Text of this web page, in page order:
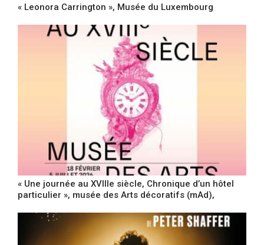
« Leonora Carrington », Musée du Luxembourg
« Une journée au XVIIIe siècle, Chronique d’un hôtel
particulier », musée des Arts décoratifs (mAd),